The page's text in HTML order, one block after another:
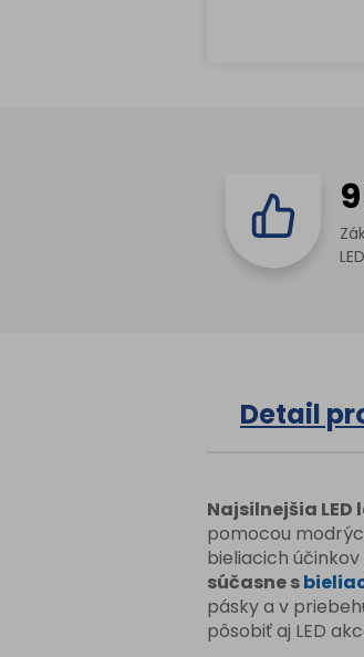
Detail
Najsilnejšia
pomocou
bieliacich
súčasne s
pásky a v
pôsobiť aj LED